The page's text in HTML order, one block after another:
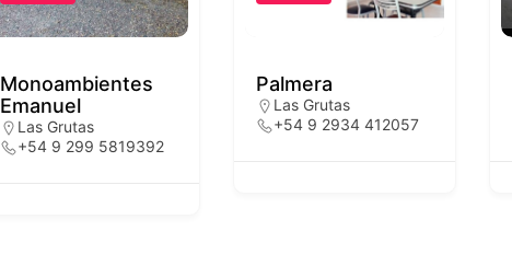
Monoambientes
Emanuel
Las Grutas
+54 9 299 5819392
Palmera
Las Grutas
+54 9 2934 412057